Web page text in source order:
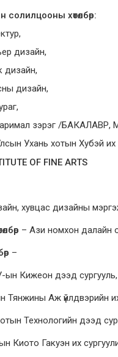
солилцооны хөтөлбөр:
дизайн,
дизайн,
дизайн,
зэрэг /
Ухань хотын Хубэй их
OF FINE ARTS
хувцас дизайны
– Ази номхон
–
Кижеон дээд сургууль,
Аж үйлдвэрийн их
Технологийн дээд
Киото Гакуэн их